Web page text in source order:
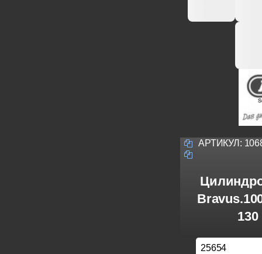
АРТИКУЛ:
25654